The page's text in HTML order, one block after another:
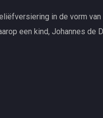
in de vorm van
een kind, Johannes de